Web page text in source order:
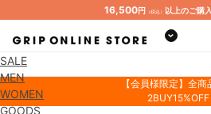
16,500円 （税込） 以上のご購
SALE
MEN
WOMEN
GOODS
【会員様限定】全商
2BUY15%OFF